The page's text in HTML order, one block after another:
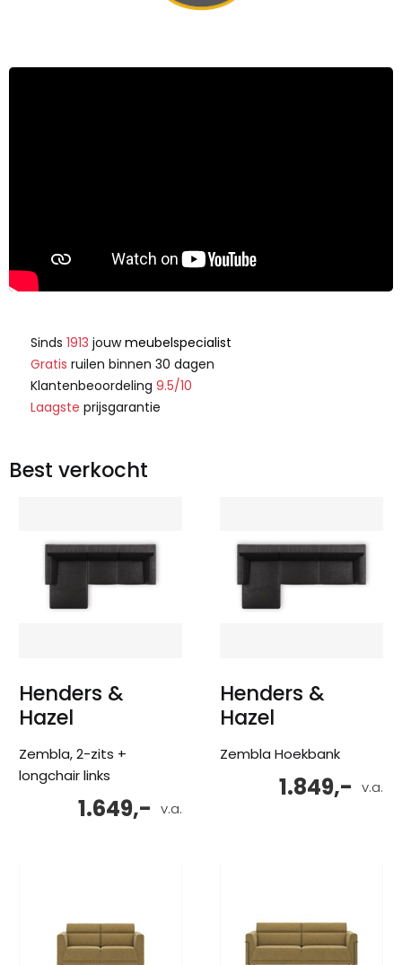
Sinds 1913 jouwmeubelspecialist
Gratis ruilen binnen 30 dagen
Klantenbeoordeling 9.5/10
Laagste prijsgarantie
Best verkocht
Henders &
Hazel
Zembla, 2-zits +
longchair links
v.a.
1.649,-
Henders &
Hazel
Zembla Hoekbank
v.a.
1.849,-